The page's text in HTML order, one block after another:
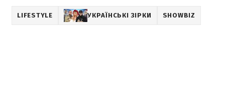
LIFESTYLE УКРАЇНСЬКІ ЗІРКИ SHOWBIZ